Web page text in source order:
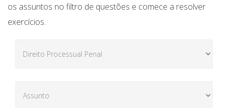
os assuntos no filtro de questões e comece a resolver
exercícios.